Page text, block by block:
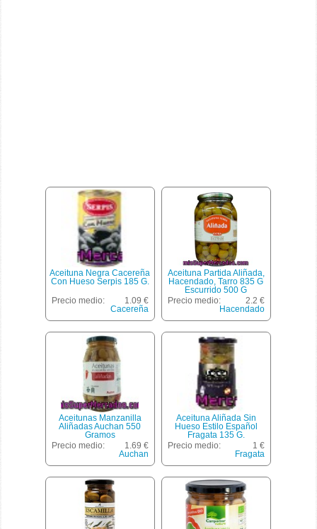
Aceituna Negra Cacereña
Con Hueso Serpis 185 G.
Precio medio:
1.09 €
Cacereña
Aceituna Partida Aliñada,
Hacendado, Tarro 835 G
Escurrido 500 G
Precio medio:
2.2 €
Hacendado
Aceitunas Manzanilla
Aliñadas Auchan 550
Gramos
Precio medio:
1.69 €
Auchan
Aceituna Aliñada Sin
Hueso Estilo Español
Fragata 135 G.
Precio medio:
1 €
Fragata